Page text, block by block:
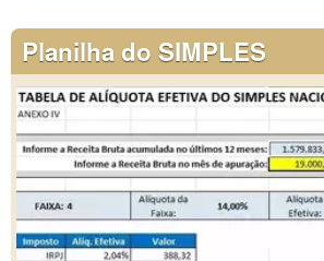
Planilha do SIMPLES